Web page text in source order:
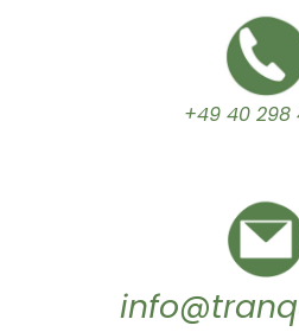
+49 40 298